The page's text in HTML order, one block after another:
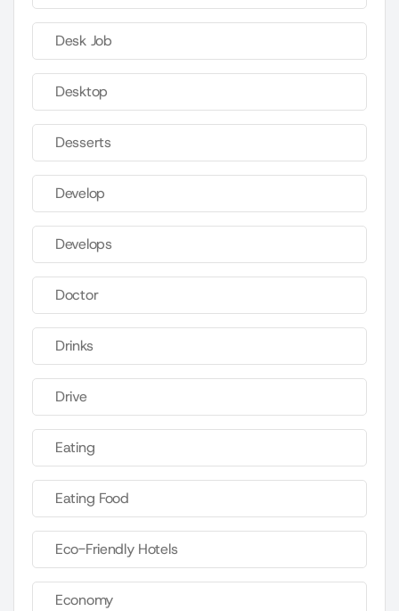
Desk Job
Desktop
Desserts
Develop
Develops
Doctor
Drinks
Drive
Eating
Eating Food
Eco-Friendly Hotels
Economy